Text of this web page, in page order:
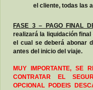
el cliente, todas las
FASE 3 – PAGO FINAL
realizará la liquidación
el cual se deberá abonar
antes del inicio del viaje.
MUY IMPORTANTE, SE
CONTRATAR EL
OPCIONAL PODEIS